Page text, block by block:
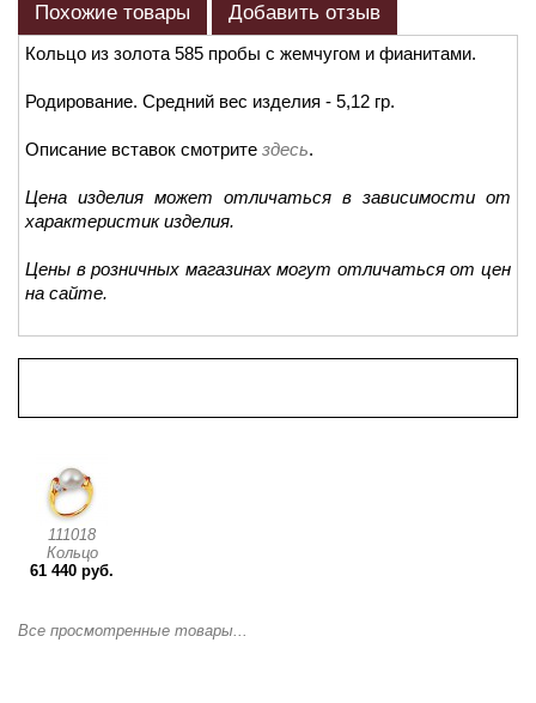
Похожие товары Добавить отзыв
Кольцо из золота 585 пробы с жемчугом и фианитами.
Родирование. Средний вес изделия - 5,12 гр.
Описание вставок смотрите здесь.
Цена изделия может отличаться в зависимости от
характеристик изделия.
Цены в розничных магазинах могут отличаться от цен
на сайте.
111018
Кольцо
61 440 руб.
Все просмотренные товары...